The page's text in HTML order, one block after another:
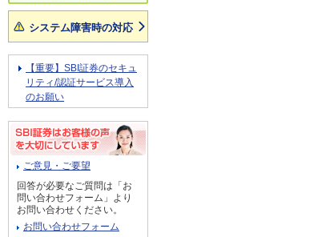
システム障害時の対応
【重要】SBI証券のセキュ
リティ/認証サービス導入
のお願い
ご意見・ご要望
回答が必要なご質問は「お
問い合わせフォーム」より
お問い合わせください。
お問い合わせフォーム